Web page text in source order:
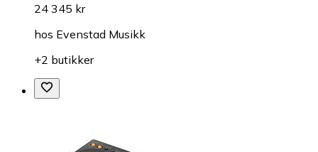
24 345 kr
hos Evenstad Musikk
+2 butikker